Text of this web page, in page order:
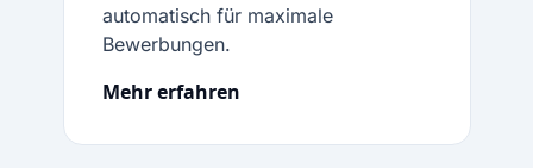
automatisch für maximale
Bewerbungen.
Mehr erfahren